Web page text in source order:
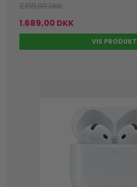
2.199,00 DKK
1.689,00 DKK
VIS PRODUKT